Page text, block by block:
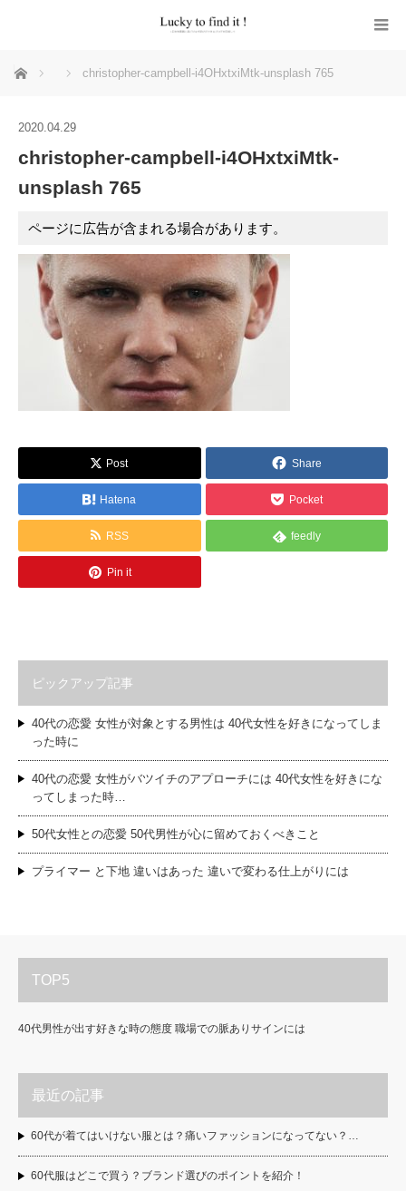
ホーム christopher-campbell-i4OHxtxiMtk-unsplash 765
2020.04.29
christopher-campbell-i4OHxtxiMtk-
unsplash 765
ページに広告が含まれる場合があります。
Post Share
Hatena Pocket
RSS feedly
Pin it
ピックアップ記事
40代の恋愛 女性が対象とする男性は 40代女性を好きになってしま
った時に
40代の恋愛 女性がバツイチのアプローチには 40代女性を好きにな
ってしまった時…
50代女性との恋愛 50代男性が心に留めておくべきこと
プライマー と下地 違いはあった 違いで変わる仕上がりには
TOP5
40代男性が出す好きな時の態度 職場での脈ありサインには
最近の記事
60代が着てはいけない服とは？痛いファッションになってない？…
60代服はどこで買う？ブランド選びのポイントを紹介！